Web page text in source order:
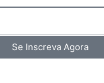
Se Inscreva Agora